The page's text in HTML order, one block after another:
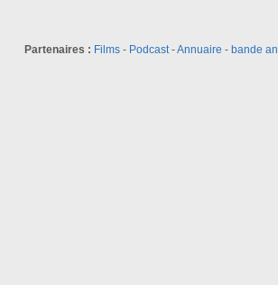
Partenaires : Films- Podcast-Annuaire - bande